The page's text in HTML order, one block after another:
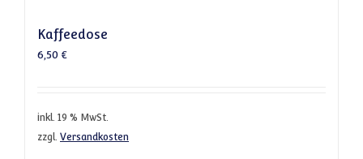
Kaffeedose
6,50 €
inkl. 19 % MwSt.
zzgl. Versandkosten